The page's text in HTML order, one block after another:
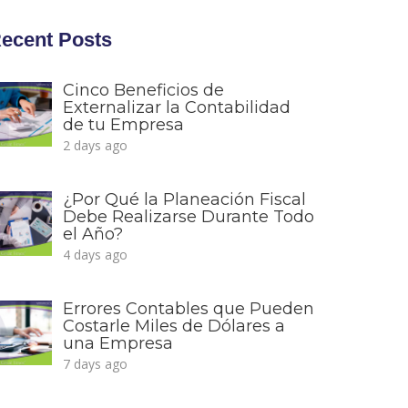
Posts
Cinco Beneficios de
Externalizar la Contabilidad
de tu Empresa
2 days ago
¿Por Qué la Planeación Fiscal
Debe Realizarse Durante Todo
el Año?
4 days ago
Errores Contables que Pueden
Costarle Miles de Dólares a
una Empresa
7 days ago